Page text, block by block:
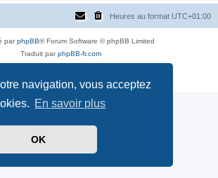
navigation, vous acceptez
En savoir plus
OK
Heures au format UTC+01:00
parphpBB® Forum Software © phpBB Limited
Traduit parphpBB-fr.com
Confidentialité